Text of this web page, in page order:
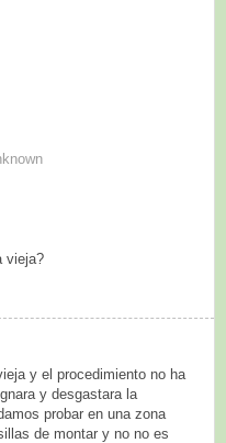
vieja?
y el procedimiento no ha
y desgastara la
probar en una zona
de montar y no no es